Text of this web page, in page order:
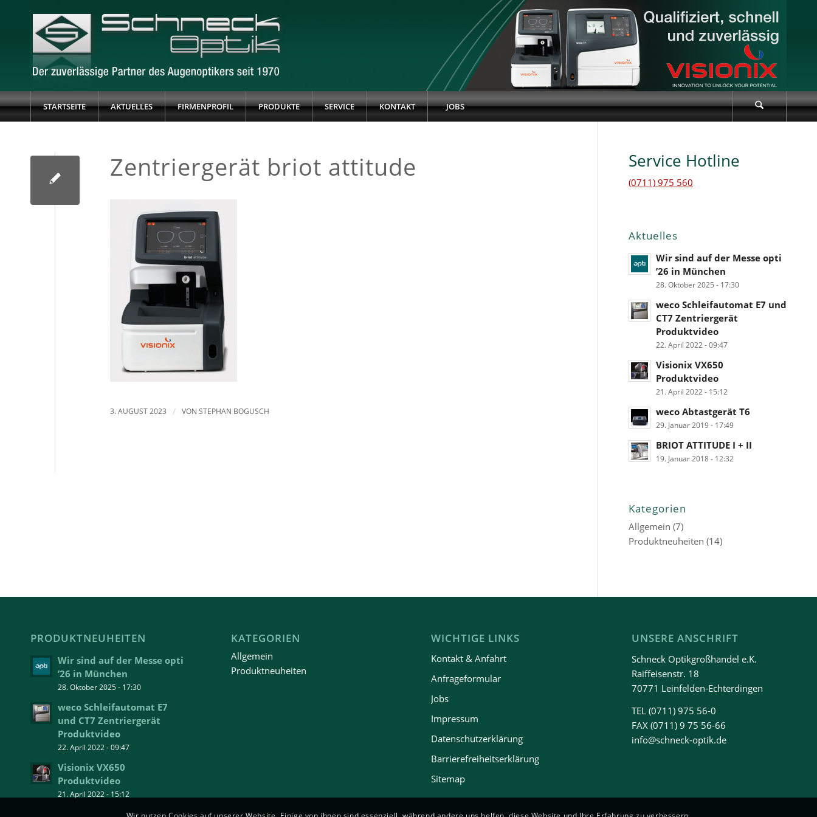
STARTSEITE AKTUELLES FIRMENPROFIL PRODUKTE SERVICE KONTAKT JOBS
Zentriergerät briot attitude
3. AUGUST 2023 / VON STEPHAN BOGUSCH
Service Hotline
(0711) 975 560
Aktuelles
Wir sind auf der Messe opti
’26 in München
28. Oktober 2025 - 17:30
weco Schleifautomat E7 und
CT7 Zentriergerät
Produktvideo
22. April 2022 - 09:47
Visionix VX650
Produktvideo
21. April 2022 - 15:12
weco Abtastgerät T6
29. Januar 2019 - 17:49
BRIOT ATTITUDE I + II
19. Januar 2018 - 12:32
Kategorien
Allgemein (7)
Produktneuheiten (14)
PRODUKTNEUHEITEN
Wir sind auf der Messe opti
’26 in München
28. Oktober 2025 - 17:30
weco Schleifautomat E7
und CT7 Zentriergerät
Produktvideo
22. April 2022 - 09:47
Visionix VX650
Produktvideo
21. April 2022 - 15:12
KATEGORIEN
Allgemein
Produktneuheiten
WICHTIGE LINKS
Kontakt & Anfahrt
Anfrageformular
Jobs
Impressum
Datenschutzerklärung
Barrierefreiheitserklärung
Sitemap
UNSERE ANSCHRIFT
Schneck Optikgroßhandel e.K.
Raiffeisenstr. 18
70771 Leinfelden-Echterdingen
TEL (0711) 975 56-0
FAX (0711) 9 75 56-66
info@schneck-optik.de